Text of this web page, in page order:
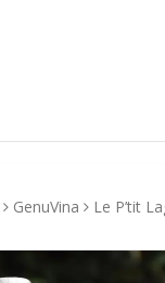
GenuVina Le P’tit